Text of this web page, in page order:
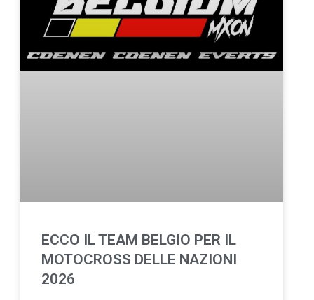
ECCO IL TEAM BELGIO PER IL
MOTOCROSS DELLE NAZIONI
2026